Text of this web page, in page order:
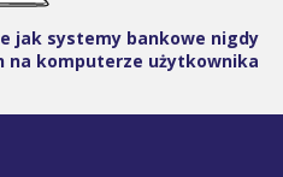
jak systemy bankowe nigdy
na komputerze użytkownika